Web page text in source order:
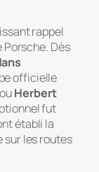
rappel
Porsche. Dès
officielle
Herbert
fut
établi la
sur les routes